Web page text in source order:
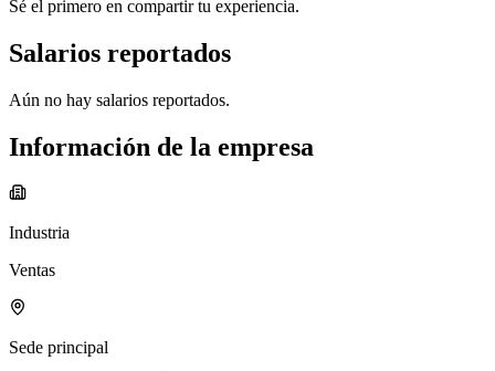
Sé el primero en compartir tu experiencia.
Salarios reportados
Aún no hay salarios reportados.
Información de la empresa
Industria
Ventas
Sede principal